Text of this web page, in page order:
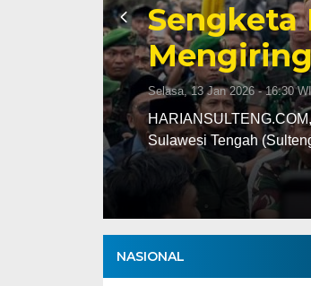
Sengketa
Selasa, 13 Jan 2026 - 16:30
Sulawesi Tengah
NASIONAL